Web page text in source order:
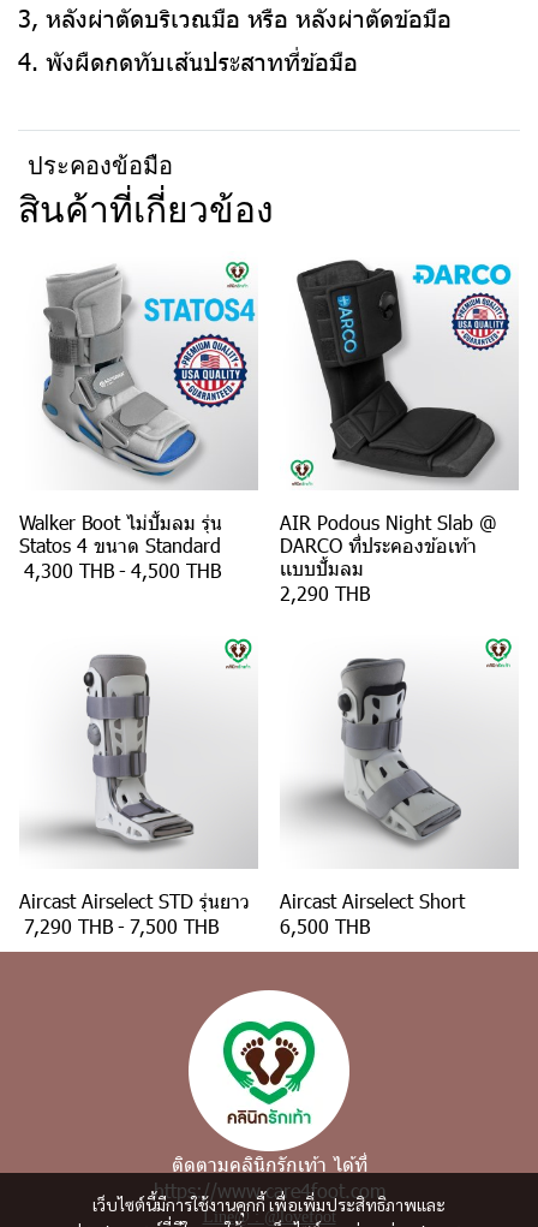
3, หลังผ่าตัดบริเวณมือ หรือ หลังผ่าตัดข้อมือ
4. พังผืดกดทับเส้นประสาทที่ข้อมือ
ประคองข้อมือ
สินค้าที่เกี่ยวข้อง
Walker Boot ไม่ปั้มลม รุ่น
Statos 4 ขนาด Standard
4,300 THB-4,500 THB
AIR Podous Night Slab @
DARCO ที่ประคองข้อเท้า
เเบบปั้มลม
2,290 THB
Aircast Airselect STD รุ่นยาว
7,290 THB-7,500 THB
Aircast Airselect Short
6,500 THB
เว็บไซต์นี้มีการใช้งานคุกกี้ เพื่อเพิ่มประสิทธิภาพและ
ติดตามคลินิกรักเท้า ได้ที่
https://www.care4foot.com
Line@ : @lovefoot